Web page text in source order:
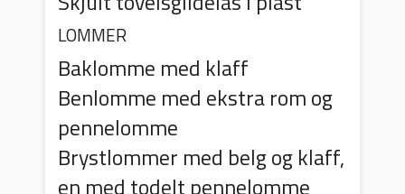
LOMMER
Baklomme med klaff
Benlomme med ekstra rom og
pennelomme
Brystlommer med belg og klaff,
en med todelt pennelomme